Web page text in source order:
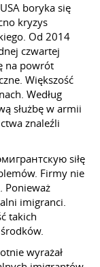
boryka się
kryzys
Od 2014
czwartej
na powrót
Większość
Według
służbę w armii
znaleźli
siłę
Firmy nie
Ponieważ
imigranci.
takich
wyrażał